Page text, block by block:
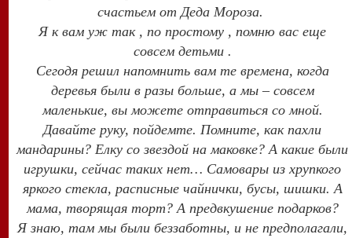
счастьем от Деда Мороза.
Я к вам уж так , по простому , помню вас еще
совсем детьми .
Сегодя решил напомнить вам те времена, когда
деревья были в разы больше, а мы – совсем
маленькие, вы можете отправиться со мной.
Давайте руку, пойдемте. Помните, как пахли
мандарины? Елку со звездой на маковке? А какие были
игрушки, сейчас таких нет… Самовары из хрупкого
яркого стекла, расписные чайнички, бусы, шишки. А
мама, творящая торт? А предвкушение подарков?
Я знаю, там мы были беззаботны, и не предполагали,